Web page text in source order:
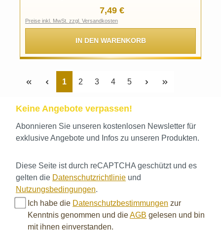
Regulärer Preis:
7,49 €
Preise inkl. MwSt. zzgl. Versandkosten
IN DEN WARENKORB
Seite
1 Seite
2 Seite
3 Seite
4 Seite
5
Keine Angebote verpassen!
Abonnieren Sie unseren kostenlosen Newsletter für
exklusive Angebote und Infos zu unseren Produkten.
Diese Seite ist durch reCAPTCHA geschützt und es
gelten die Datenschutzrichtlinie und
Nutzungsbedingungen.
Ich habe die Datenschutzbestimmungen zur
Kenntnis genommen und dieAGB gelesen und bin
mit ihnen einverstanden.